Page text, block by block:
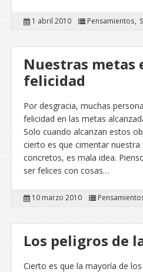
1 abril 2010 Pensamientos
Nuestras metas
felicidad
Por desgracia, muchas
felicidad en las metas
Solo cuando alcanzan estos
cierto es que cimentar
concretos, es mala idea.
ser felices con cosas…
10 marzo 2010
Los peligros de
Cierto es que la mayoría de